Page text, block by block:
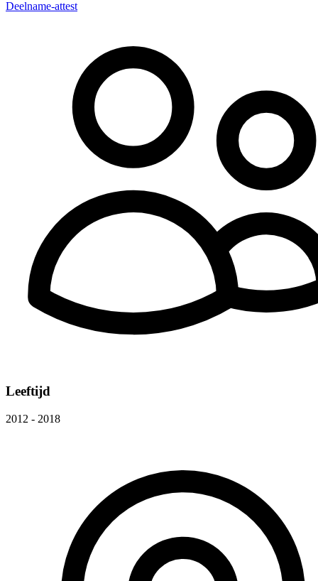
Deelname-attest
Leeftijd
2012 - 2018